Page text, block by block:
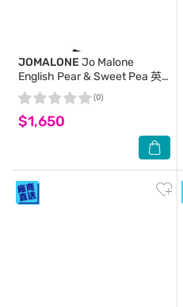
JOMALONE Jo Malone
English Pear & Sweet Pea 英
國梨與甜豌豆香水 30ml
$1,650
(0)